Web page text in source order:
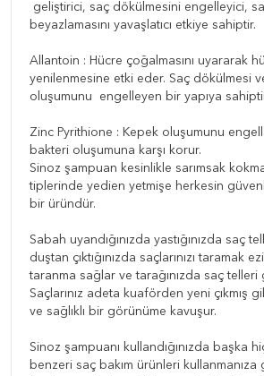
geliştirici, saç dökülmesini engelleyici,
beyazlamasını yavaşlatıcı etkiye sahiptir.
Allantoin : Hücre çoğalmasını uyararak
yenilenmesine etki eder. Saç dökülmesi
oluşumunu engelleyen bir yapıya
Zinc Pyrithione : Kepek oluşumunu
bakteri oluşumuna karşı korur.
Sinoz şampuan kesinlikle sarımsak
tiplerinde yedien yetmişe herkesin
bir üründür.
Sabah uyandığınızda yastığınızda saç
duştan çıktığınızda saçlarınızı taramak
taranma sağlar ve tarağınızda saç telleri
Saçlarınız adeta kuaförden yeni çıkmış
ve sağlıklı bir görünüme kavuşur.
Sinoz şampuanı kullandığınızda başka
benzeri saç bakım ürünleri kullanmanıza